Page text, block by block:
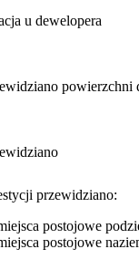
u dewelopera
powierzchni
przewidziano:
postojowe
postojowe